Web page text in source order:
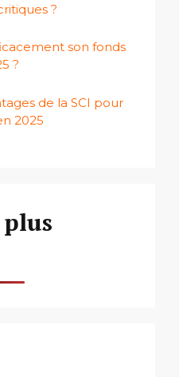
?
son fonds
?
de la SCI pour
2025